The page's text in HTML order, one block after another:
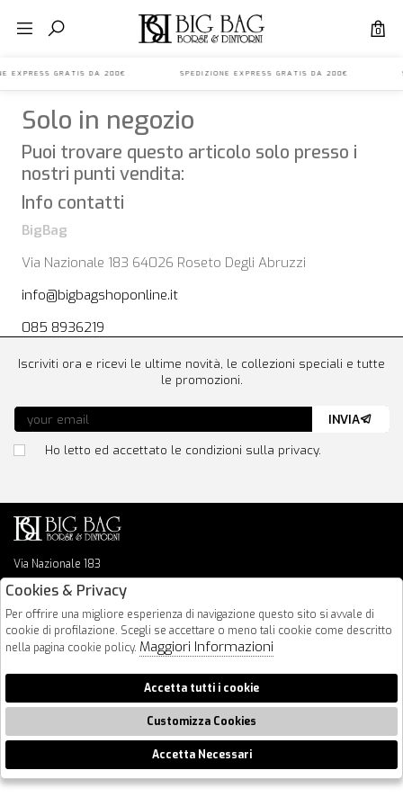
0
EXPRESS GRATIS DA 200€ SPEDIZIONE EXPRESS GRATIS DA 200€
Solo in negozio
Puoi trovare questo articolo solo presso i
nostri punti vendita:
Info contatti
BigBag
Via Nazionale 183 64026 Roseto Degli Abruzzi
info@bigbagshoponline.it
085 8936219
Via Nazionale 183
64026 Roseto Degli Abruzzi
info@bigbagshoponline.it
follow us
Iscriviti ora e ricevi le ultime novità, le collezioni speciali e tutte
le promozioni.
Ho letto ed accettato le condizioni sulla privacy.
INVIA
2026 BigBag - P.iva : 00916940679 Powered by
🍪
Cookies & Privacy
Per offrire una migliore esperienza di navigazione questo sito si avvale di
cookie di profilazione. Scegli se accettare o meno tali cookie come descritto
nella pagina cookie policy. Maggiori Informazioni
Accetta tutti i cookie
Customizza Cookies
Accetta Necessari